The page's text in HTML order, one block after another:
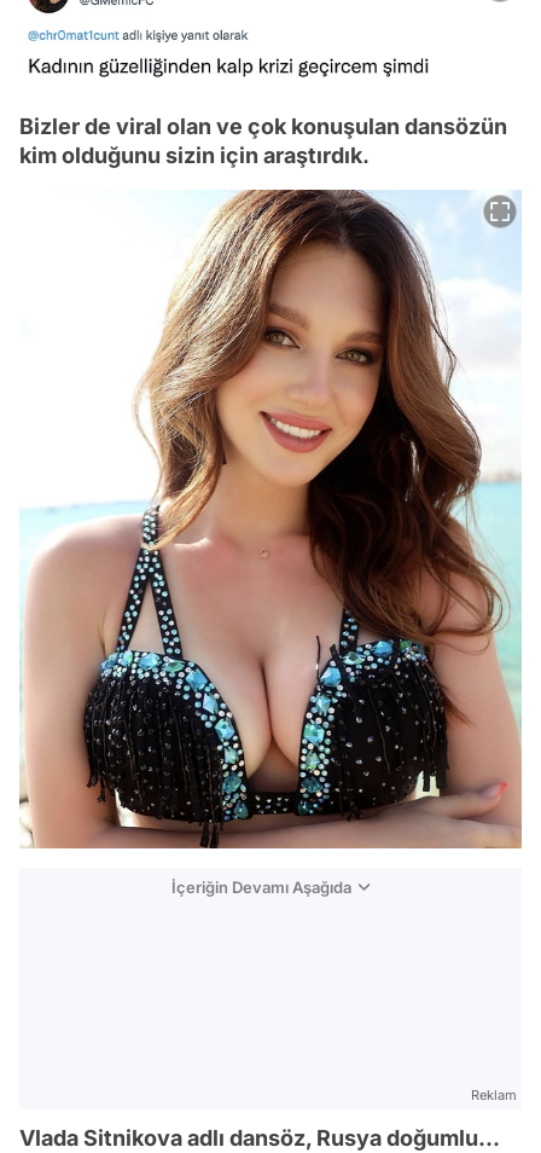
Bizler de viral olan ve çok konuşulan dansözün
kim olduğunu sizin için araştırdık.
İçeriğin Devamı Aşağıda
Reklam
Vlada Sitnikova adlı dansöz, Rusya doğumlu...